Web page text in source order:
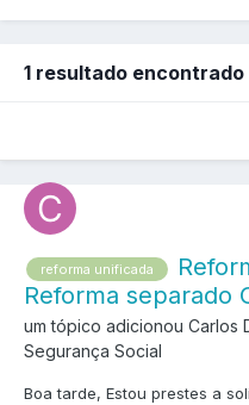
1 resultado encontrado
reforma unificada
Reforma separado
um tópico adicionou Carlos
Segurança Social
Boa tarde, Estou prestes a